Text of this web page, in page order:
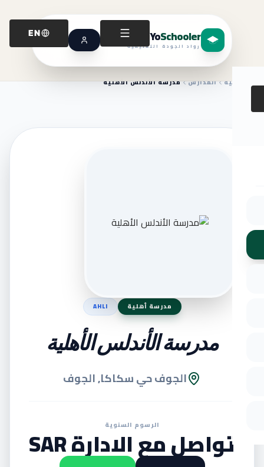
YoSchooler
رواد الجودة التعليمية
EN
الرئيسية المدارس مدرسة الأندلس الأهلية
مدرسة أهلية AHLI
مدرسة الأندلس الأهلية
الجوف حي سكاكا, الجوف
الرسوم السنوية
تواصل مع الادارة SAR